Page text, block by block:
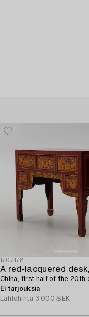
1707178
A red-lacquered desk,
China, first half of the 20th
Ei tarjouksia
Lähtöhinta 3 000 SEK